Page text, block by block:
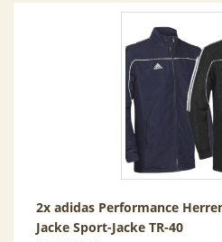
2x adidas Performance
Jacke Sport-Jacke TR-40